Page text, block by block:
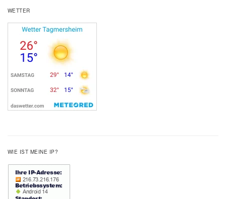
WETTER
WIE IST MEINE IP?